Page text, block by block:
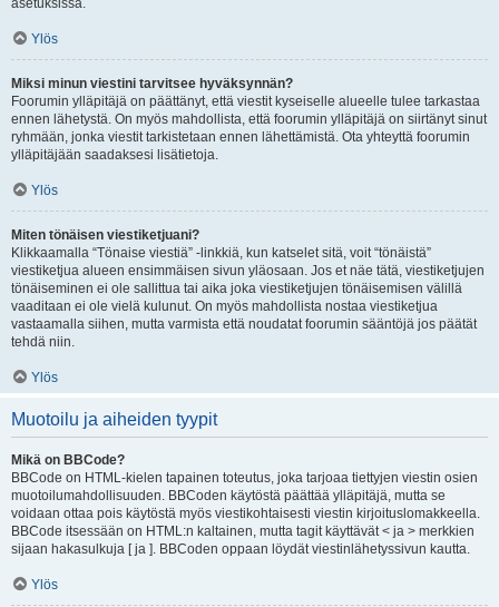
asetuksissa.
Ylös
Miksi minun viestini tarvitsee hyväksynnän?
Foorumin ylläpitäjä on päättänyt, että viestit kyseiselle alueelle tulee tarkastaa
ennen lähetystä. On myös mahdollista, että foorumin ylläpitäjä on siirtänyt sinut
ryhmään, jonka viestit tarkistetaan ennen lähettämistä. Ota yhteyttä foorumin
ylläpitäjään saadaksesi lisätietoja.
Ylös
Miten tönäisen viestiketjuani?
Klikkaamalla “Tönaise viestiä” -linkkiä, kun katselet sitä, voit “tönäistä”
viestiketjua alueen ensimmäisen sivun yläosaan. Jos et näe tätä, viestiketjujen
tönäiseminen ei ole sallittua tai aika joka viestiketjujen tönäisemisen välillä
vaaditaan ei ole vielä kulunut. On myös mahdollista nostaa viestiketjua
vastaamalla siihen, mutta varmista että noudatat foorumin sääntöjä jos päätät
tehdä niin.
Ylös
Muotoilu ja aiheiden tyypit
Mikä on BBCode?
BBCode on HTML-kielen tapainen toteutus, joka tarjoaa tiettyjen viestin osien
muotoilumahdollisuuden. BBCoden käytöstä päättää ylläpitäjä, mutta se
voidaan ottaa pois käytöstä myös viestikohtaisesti viestin kirjoituslomakkeella.
BBCode itsessään on HTML:n kaltainen, mutta tagit käyttävät < ja > merkkien
sijaan hakasulkuja [ ja ]. BBCoden oppaan löydät viestinlähetyssivun kautta.
Ylös